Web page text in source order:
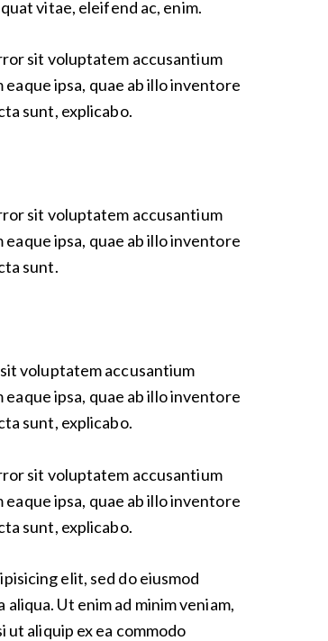
vitae, eleifend ac, enim.
sit voluptatem accusantium
ipsa, quae ab illo inventore
sunt, explicabo.
sit voluptatem accusantium
ipsa, quae ab illo inventore
sunt.
voluptatem accusantium
ipsa, quae ab illo inventore
sunt, explicabo.
sit voluptatem accusantium
ipsa, quae ab illo inventore
sunt, explicabo.
elit, sed do eiusmod
Ut enim ad minim veniam,
aliquip ex ea commodo